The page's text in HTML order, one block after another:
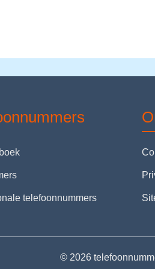
telefoonnummers
© 2026